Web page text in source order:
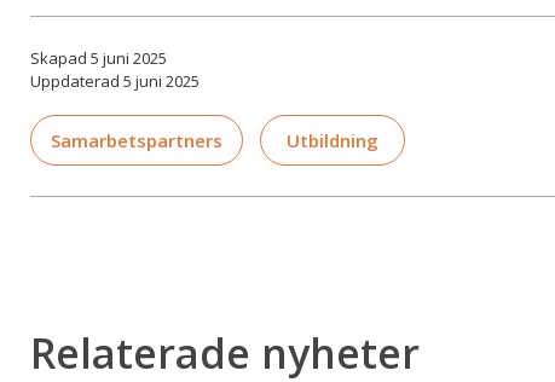
Skapad 5 juni 2025
Uppdaterad 5 juni 2025
Samarbetspartners Utbildning
Relaterade nyheter